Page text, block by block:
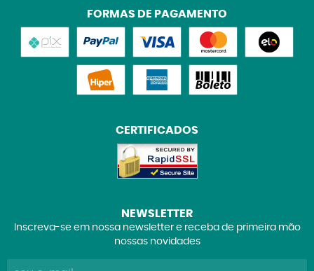
FORMAS DE PAGAMENTO
CERTIFICADOS
NEWSLETTER
Inscreva-se em nossa newsletter e receba de primeira mão
nossas novidades